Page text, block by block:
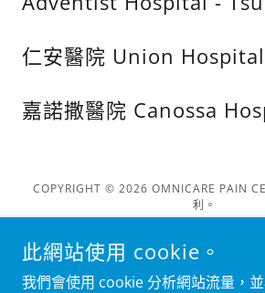
仁安醫院 Union Hospital
嘉諾撒醫院 Canossa
COPYRIGHT © 2026 OMNICARE PAIN
利。
提供者：
此網站使用 cookie。
我們會使用 cookie 分析網站流量，